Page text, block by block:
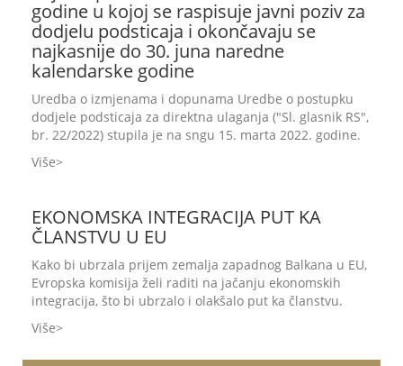
godine u kojoj se raspisuje javni poziv za
dodjelu podsticaja i okončavaju se
najkasnije do 30. juna naredne
kalendarske godine
Uredba o izmjenama i dopunama Uredbe o postupku
dodjele podsticaja za direktna ulaganja ("Sl. glasnik RS",
br. 22/2022) stupila je na sngu 15. marta 2022. godine.
Više
EKONOMSKA INTEGRACIJA PUT KA
ČLANSTVU U EU
Kako bi ubrzala prijem zemalja zapadnog Balkana u EU,
Evropska komisija želi raditi na jačanju ekonomskih
integracija, što bi ubrzalo i olakšalo put ka članstvu.
Više